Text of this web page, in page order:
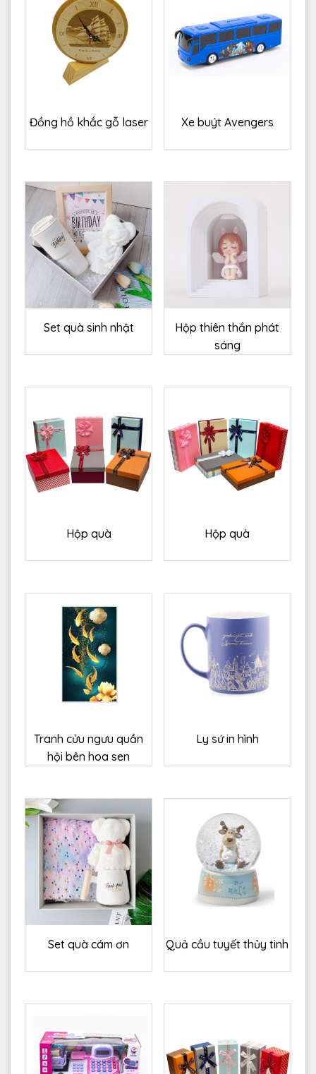
Đồng hồ khắc gỗ laser Xe buýt Avengers
Set quà sinh nhật
Hộp thiên thần phát
sáng
Hộp quà Hộp quà
Tranh cửu ngưu quần
hội bên hoa sen
Ly sứ in hình
Set quà cám ơn Quả cầu tuyết thủy tinh